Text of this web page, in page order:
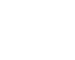
た場合の対